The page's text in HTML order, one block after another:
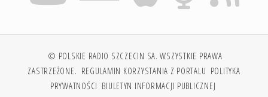
© POLSKIE RADIO SZCZECIN SA. WSZYSTKIE PRAWA
ZASTRZEŻONE. REGULAMIN KORZYSTANIA Z PORTALU POLITYKA
PRYWATNOŚCI BIULETYN INFORMACJI PUBLICZNEJ